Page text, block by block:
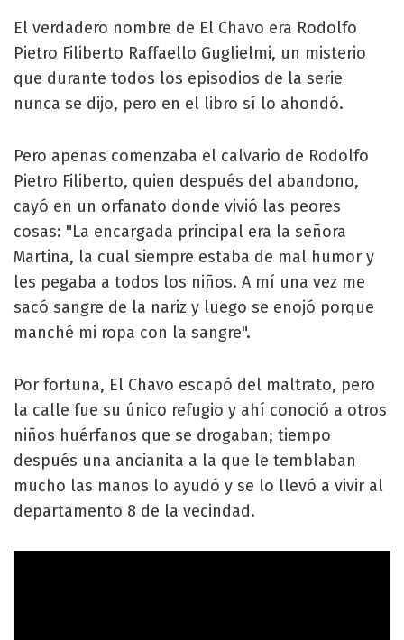
El verdadero nombre de El Chavo era Rodolfo
Pietro Filiberto Raffaello Guglielmi, un misterio
que durante todos los episodios de la serie
nunca se dijo, pero en el libro sí lo ahondó.
Pero apenas comenzaba el calvario de Rodolfo
Pietro Filiberto, quien después del abandono,
cayó en un orfanato donde vivió las peores
cosas: "La encargada principal era la señora
Martina, la cual siempre estaba de mal humor y
les pegaba a todos los niños. A mí una vez me
sacó sangre de la nariz y luego se enojó porque
manché mi ropa con la sangre".
Por fortuna, El Chavo escapó del maltrato, pero
la calle fue su único refugio y ahí conoció a otros
niños huérfanos que se drogaban; tiempo
después una ancianita a la que le temblaban
mucho las manos lo ayudó y se lo llevó a vivir al
departamento 8 de la vecindad.